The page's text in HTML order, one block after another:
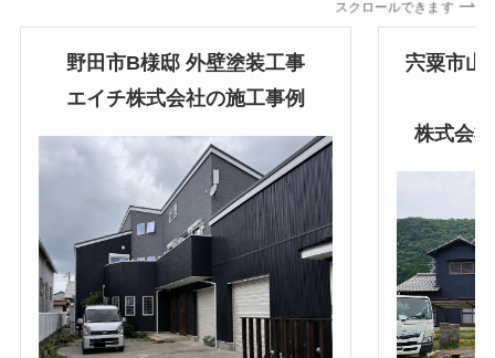
スクロールできます
野田市B様邸 外壁塗装工事
エイチ株式会社の施工事例
宍粟市山
株式会